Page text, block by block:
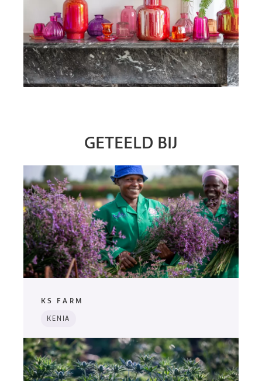
GETEELD BIJ
KS FARM
KENIA